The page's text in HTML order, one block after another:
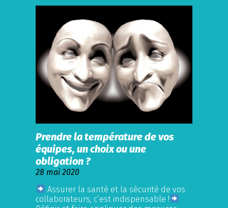
Prendre la température de vos
équipes, un choix ou une
obligation ?
28 mai 2020
Assurer la santé et la sécurité de vos
collaborateurs, c’est indispensable !